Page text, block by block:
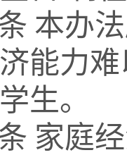
本办
能力
生。
家庭